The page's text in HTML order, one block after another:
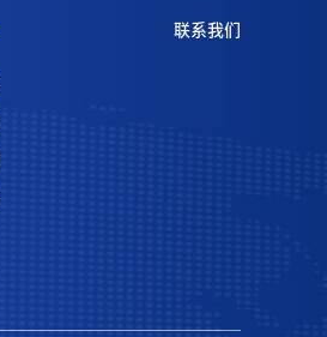
联系我们